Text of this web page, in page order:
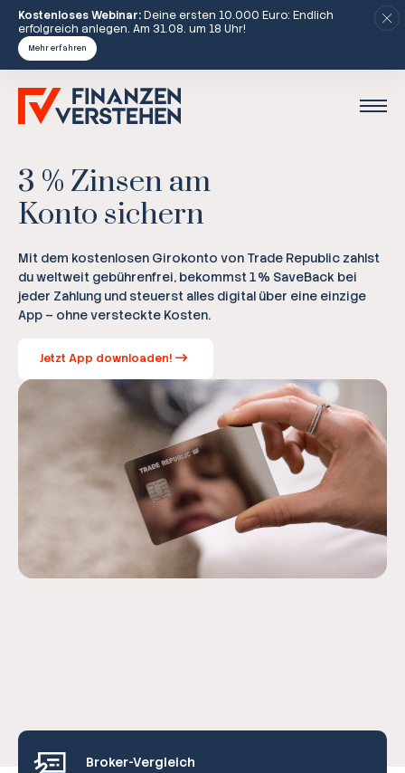
Kostenloses Webinar:Deine ersten 10.000 Euro: Endlich
erfolgreich anlegen. Am 31.08. um 18 Uhr!
Mehr erfahren
3 % Zinsen am
Konto sichern
Mit dem kostenlosen Girokonto von Trade Republic zahlst
du weltweit gebührenfrei, bekommst 1 % SaveBack bei
jeder Zahlung und steuerst alles digital über eine einzige
App – ohne versteckte Kosten.
Jetzt App downloaden!
Broker-Vergleich